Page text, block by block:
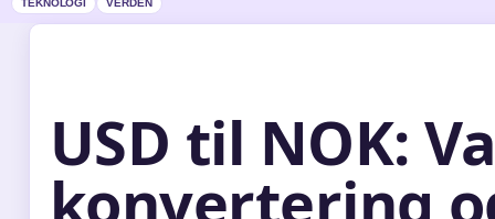
TEKNOLOGI
VERDEN
USD til NOK:
konvertering